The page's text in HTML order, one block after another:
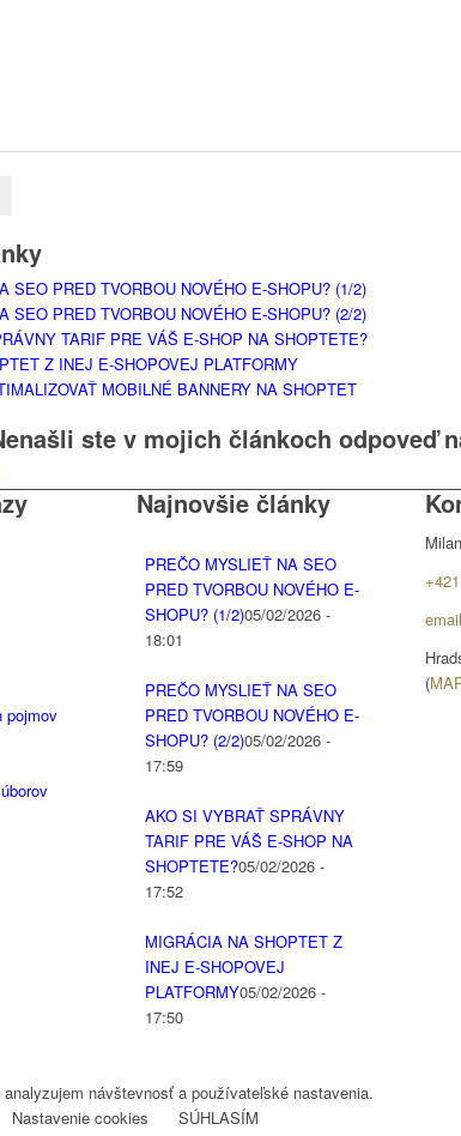
SEO PRED TVORBOU NOVÉHO E-SHOPU? (1/2)
SEO PRED TVORBOU NOVÉHO E-SHOPU? (2/2)
TARIF PRE VÁŠ E-SHOP NA SHOPTETE?
Z INEJ E-SHOPOVEJ PLATFORMY
MOBILNÉ BANNERY NA SHOPTET
ste v mojich článkoch odpoveď
pojmov
Najnovšie články
PREČO MYSLIEŤ NA SEO
PRED TVORBOU NOVÉHO E-
SHOPU? (1/2)05/02/2026 -
18:01
PREČO MYSLIEŤ NA SEO
PRED TVORBOU NOVÉHO E-
SHOPU? (2/2)05/02/2026 -
17:59
AKO SI VYBRAŤ SPRÁVNY
TARIF PRE VÁŠ E-SHOP NA
SHOPTETE?05/02/2026 -
17:52
MIGRÁCIA NA SHOPTET Z
INEJ E-SHOPOVEJ
PLATFORMY05/02/2026 -
17:50
(
návštevnosť a používateľské nastavenia.
Nastavenie cookies
SÚHLASÍM